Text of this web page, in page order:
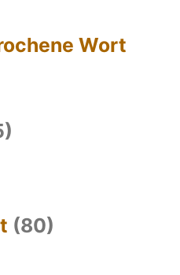
Wort
(80)